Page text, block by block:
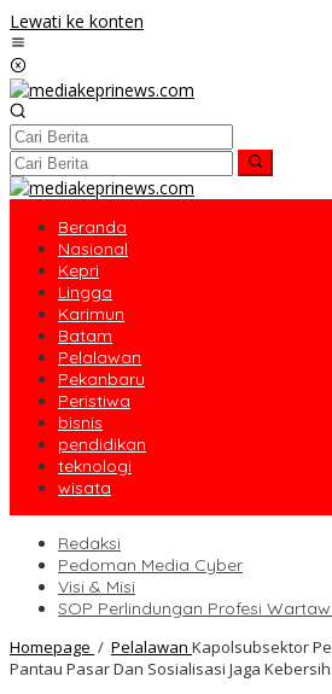
Lewati ke konten
Beranda
Nasional
Kepri
Lingga
Karimun
Batam
Pelalawan
Pekanbaru
Peristiwa
bisnis
pendidikan
teknologi
wisata
Redaksi
Pedoman Media Cyber
Visi & Misi
SOP Perlindungan Profesi
Homepage / Pelalawan Kapolsubsektor
Pantau Pasar Dan Sosialisasi Jaga